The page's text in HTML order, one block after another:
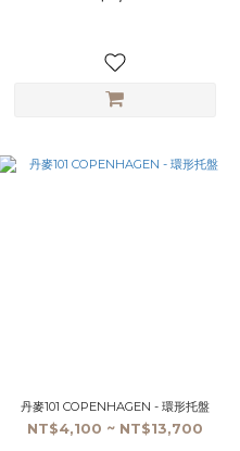
丹麥101 COPENHAGEN - 環形托盤
NT$4,100 ~ NT$13,700